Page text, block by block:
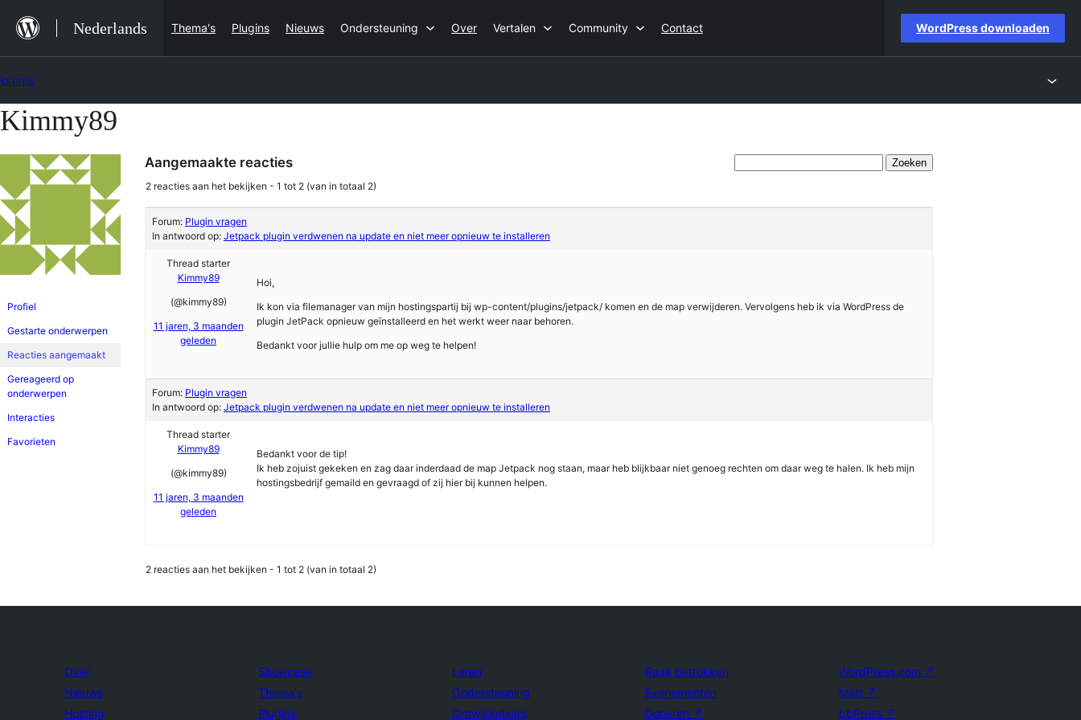
naar
de
inhoud
Nederlands Thema's Plugins Nieuws Ondersteuning Over Vertalen Community Contact WordPress downloaden
Ga
inhoud
Kimmy89
Profiel
Gestarte onderwerpen
Reacties aangemaakt
Gereageerd op
onderwerpen
Interacties
Favorieten
Aangemaakte reacties
2 reacties aan het bekijken - 1 tot 2 (van in totaal 2)
Forum: Plugin vragen
In antwoord op: Jetpack plugin verdwenen na update en niet meer opnieuw te installeren
Thread starter
Kimmy89
(@kimmy89)
11 jaren, 3 maanden
geleden
Hoi,
Ik kon via filemanager van mijn hostingspartij bij wp-content/plugins/jetpack/ komen en de map verwijderen. Vervolgens heb ik via WordPress de
plugin JetPack opnieuw geïnstalleerd en het werkt weer naar behoren.
Bedankt voor jullie hulp om me op weg te helpen!
Forum: Plugin vragen
In antwoord op: Jetpack plugin verdwenen na update en niet meer opnieuw te installeren
Thread starter
Kimmy89
(@kimmy89)
11 jaren, 3 maanden
geleden
Bedankt voor de tip!
Ik heb zojuist gekeken en zag daar inderdaad de map Jetpack nog staan, maar heb blijkbaar niet genoeg rechten om daar weg te halen. Ik heb mijn
hostingsbedrijf gemaild en gevraagd of zij hier bij kunnen helpen.
2 reacties aan het bekijken - 1 tot 2 (van in totaal 2)
Over
Nieuws
Hosting
Showcase
Thema's
Plugins
Leren
Ondersteuning
Ontwikkelaars
Raak betrokken
Evenementen
Doneren ↗
WordPress.com ↗
Matt ↗
bbPress ↗